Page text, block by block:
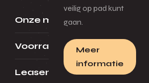
veilig op pad kunt
gaan.
Meer
informatie
Onze merken
Voorraad
Leasen